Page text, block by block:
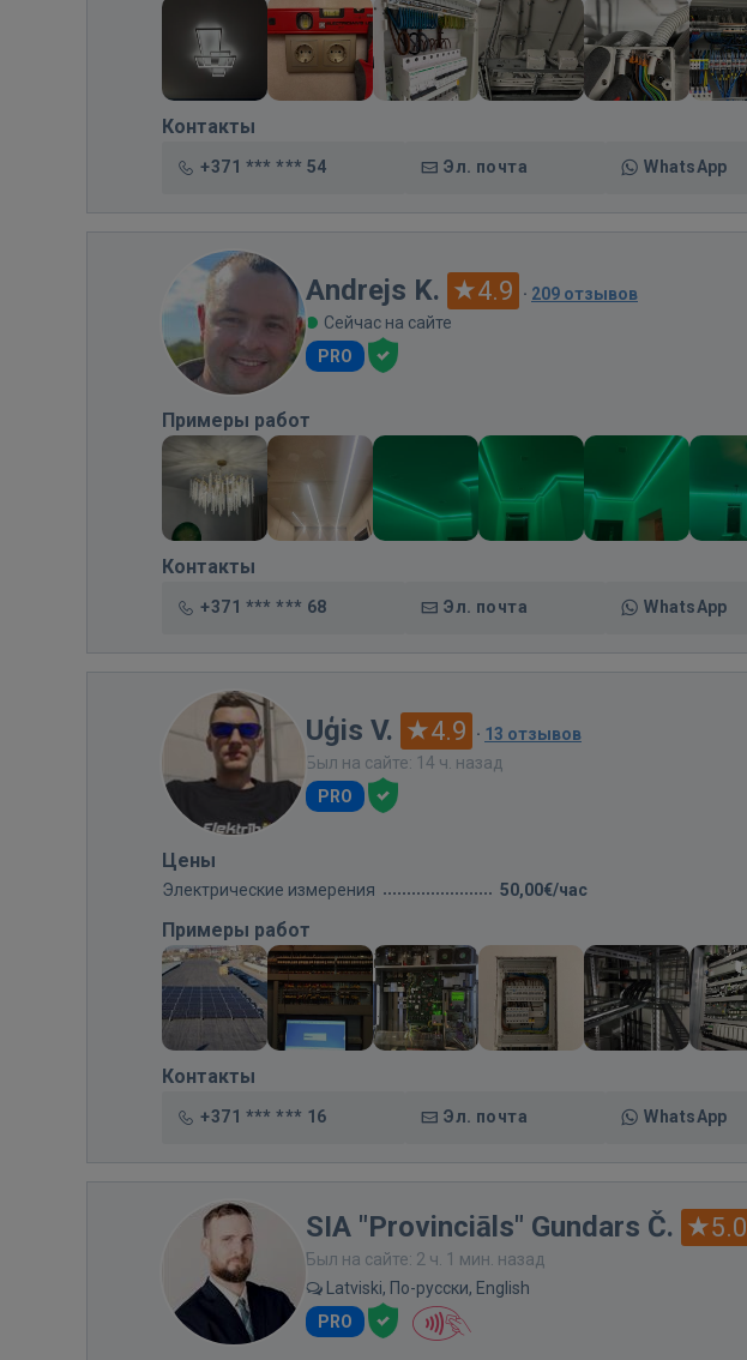
Контакты
+371 *** *** 54 Эл. почта WhatsApp
Andrejs K. 4.9 · 209 отзывов
Сейчас на сайте
PRO
Примеры работ
Контакты
+371 *** *** 68 Эл. почта WhatsApp
Uģis V. 4.9 · 13 отзывов
Был на сайте: 14 ч. назад
PRO
Цены
Электрические измерения 50,00€/час
Примеры работ
Контакты
+371 *** *** 16 Эл. почта WhatsApp
SIA "Provinciāls" Gundars Č. 5.0
Был на сайте: 2 ч. 1 мин. назад
Latviski, По-русски, English
PRO